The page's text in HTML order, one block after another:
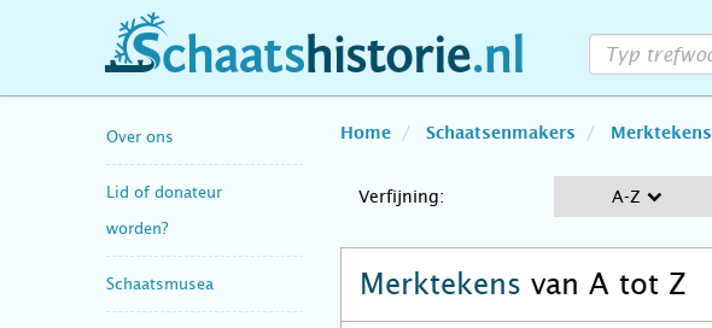
schaatshistorie.nl
Over ons
Lid of donateur
worden?
Schaatsmusea
Home Schaatsenmakers Merktekens
Verfijning: A-Z
Merktekens van A tot Z